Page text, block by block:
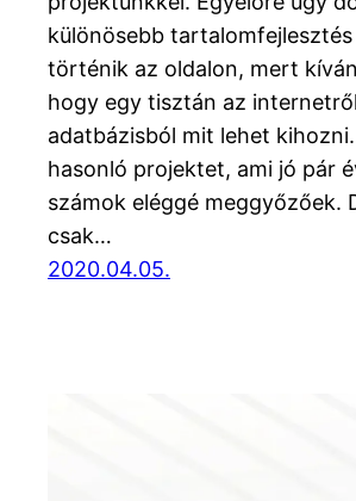
különösebb tartalomfejlesztés
történik az oldalon, mert
hogy egy tisztán az
adatbázisból mit lehet
hasonló projektet, ami jó pár
számok eléggé meggyőzőek.
csak…
2020.04.05.